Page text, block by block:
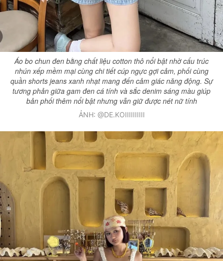
Áo bo chun đen bằng chất liệu cotton thô nổi bật nhờ cấu trúc
nhún xếp mềm mại cùng chi tiết cúp ngực gợi cảm, phối cùng
quần shorts jeans xanh nhạt mang đến cảm giác năng động. Sự
tương phản giữa gam đen cá tính và sắc denim sáng màu giúp
bản phối thêm nổi bật nhưng vẫn giữ được nét nữ tính
ẢNH: @DE.KOIIIIIIIIII